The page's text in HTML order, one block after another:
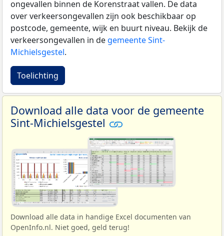
ongevallen binnen de Korenstraat vallen. De data
over verkeersongevallen zijn ook beschikbaar op
postcode, gemeente, wijk en buurt niveau. Bekijk de
verkeersongevallen in de gemeente Sint-
Michielsgestel.
Toelichting
Download alle data voor de gemeente
Sint-Michielsgestel
Download alle data in handige Excel documenten van
OpenInfo.nl. Niet goed, geld terug!